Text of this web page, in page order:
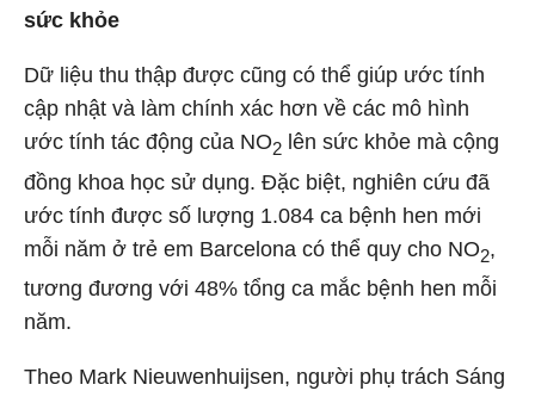
sức khỏe
Dữ liệu thu thập được cũng có thể giúp ước tính
cập nhật và làm chính xác hơn về các mô hình
ước tính tác động của NO2 lên sức khỏe mà cộng
đồng khoa học sử dụng. Đặc biệt, nghiên cứu đã
ước tính được số lượng 1.084 ca bệnh hen mới
mỗi năm ở trẻ em Barcelona có thể quy cho NO2,
tương đương với 48% tổng ca mắc bệnh hen mỗi
năm.
Theo Mark Nieuwenhuijsen, người phụ trách Sáng